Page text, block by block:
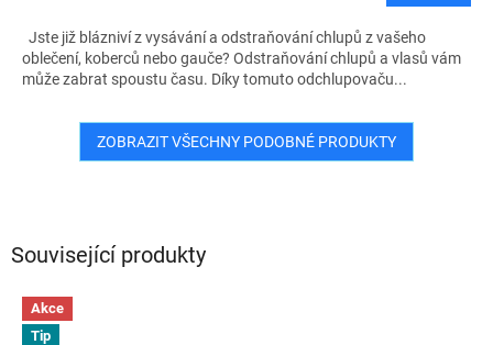
Související produkty
Akce
Tip
Jste již blázniví z vysávání a odstraňování chlupů z vašeho
oblečení, koberců nebo gauče? Odstraňování chlupů a vlasů vám
může zabrat spoustu času. Díky tomuto odchlupovaču...
ZOBRAZIT VŠECHNY PODOBNÉ PRODUKTY